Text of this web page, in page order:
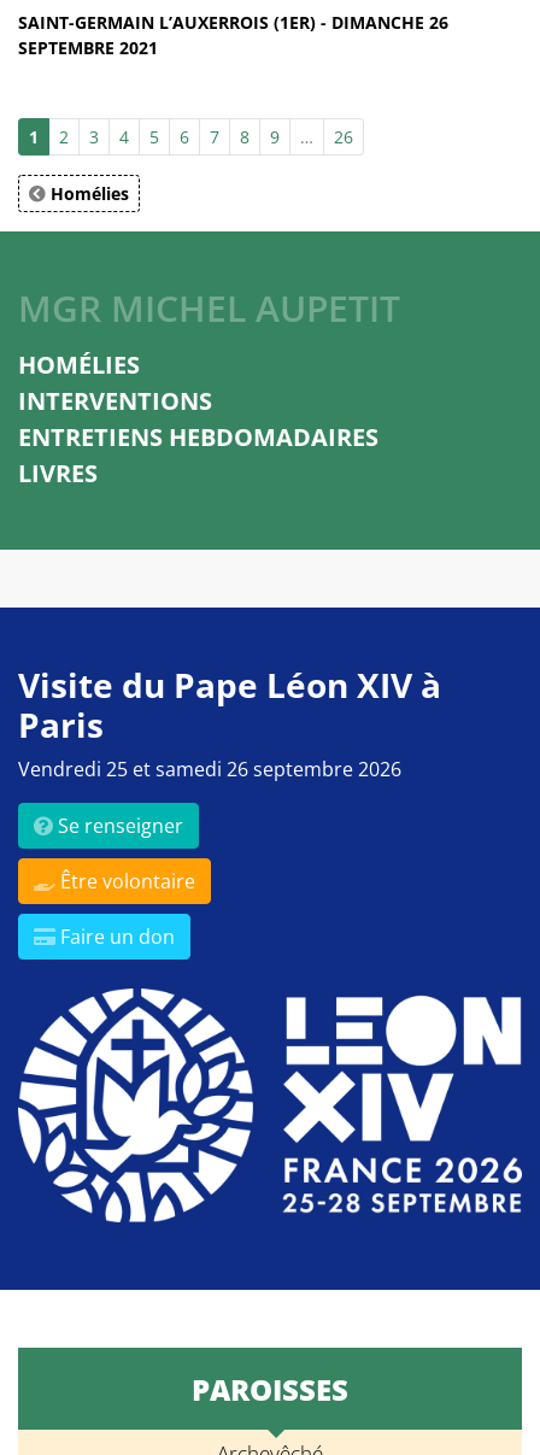
SAINT-GERMAIN L’AUXERROIS (1ER) - DIMANCHE 26
SEPTEMBRE 2021
1 2 3 4 5 6 7 8 9 … 26
Homélies
MGR MICHEL AUPETIT
HOMÉLIES
INTERVENTIONS
ENTRETIENS HEBDOMADAIRES
LIVRES
Visite du Pape Léon XIV à
Paris
Vendredi 25 et samedi 26 septembre 2026
Se renseigner
Être volontaire
Faire un don
PAROISSES